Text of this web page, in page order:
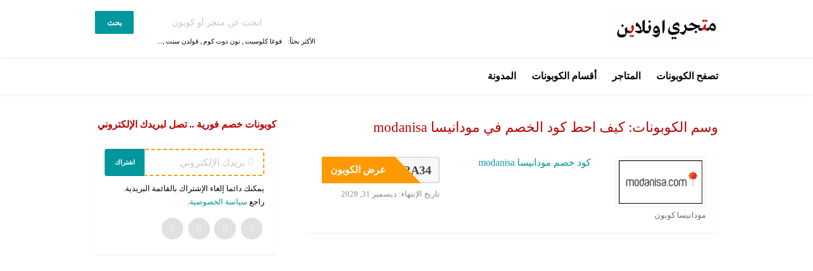
بحث
الأكثر بحثاً: فوغا كلوسيت نون دوت كوم قولدن سنت
إلى
تصفح الكوبونات المتاجر أقسام الكوبونات المدونة
وسم الكوبونات: كيف احط كود الخصم في مودانيسا modanisa
مودانيسا كوبون
كود خصم مودانيسا modanisa
RA34 عرض الكوبون
تاريخ الإنتهاء: ديسمبر 31, 2028
كوبونات خصم فورية .. تصل لبريدك الإلكتروني
اشتراك
يمكنك دائما إلغاء الإشتراك بالقائمة البريدية.
راجع سياسة الخصوصية